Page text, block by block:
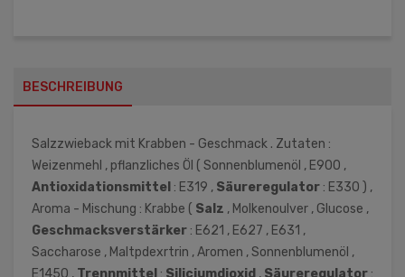
BESCHREIBUNG
Salzzwieback mit Krabben - Geschmack . Zutaten :
Weizenmehl , pflanzliches Öl ( Sonnenblumenöl , E900 ,
Antioxidationsmittel : E319 , Säureregulator : E330 ) ,
Aroma - Mischung : Krabbe ( Salz , Molkenoulver , Glucose ,
Geschmacksverstärker : E621 , E627 , E631 ,
Saccharose , Maltpdexrtrin , Aromen , Sonnenblumenöl ,
E1450 , Trennmittel : Siliciumdioxid , Säureregulator :